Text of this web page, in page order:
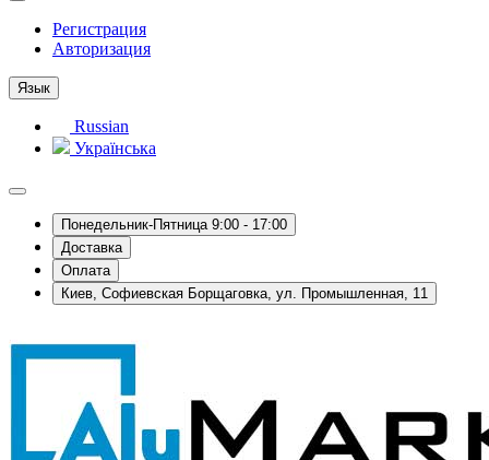
Регистрация
Авторизация
Язык
Russian
Українська
Понедельник-Пятница 9:00 - 17:00
Доставка
Оплата
Киев, Софиевская Борщаговка, ул. Промышленная, 11